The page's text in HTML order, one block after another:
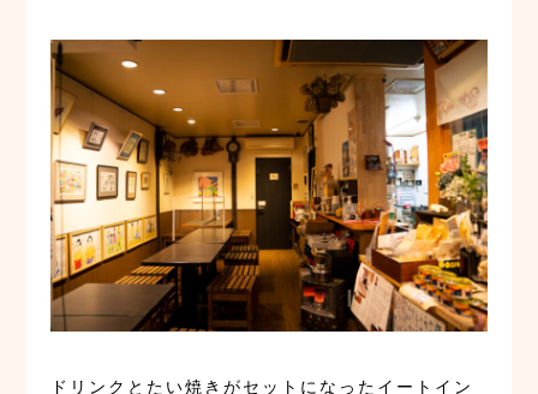
ドリンクとたい焼きがセットになったイートイン